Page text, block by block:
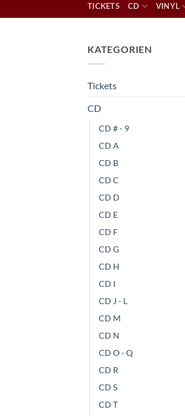
TICKETS CD VINYL
KATEGORIEN
Tickets
CD
CD # - 9
CD A
CD B
CD C
CD D
CD E
CD F
CD G
CD H
CD I
CD J - L
CD M
CD N
CD O - Q
CD R
CD S
CD T